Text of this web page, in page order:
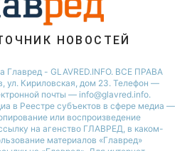
НОВОСТЕЙ
- GLAVRED.INFO. ВСЕ ПРАВА
Кириловская, дом 23. Телефон —
почты — info@glavred.info.
в Реестре cубъектов в сфере медиа —
или воспроизведение
на агенство ГЛАВРЕД, в каком-
материалов «Главред»